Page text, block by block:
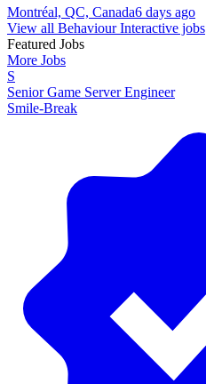
Montréal, QC, Canada6 days ago
View all Behaviour Interactive jobs
Featured Jobs
More Jobs
S
Senior Game Server Engineer
Smile-Break